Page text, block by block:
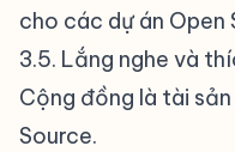
cho các dự án
3.5. Lắng nghe và
Cộng đồng là tài
Source.